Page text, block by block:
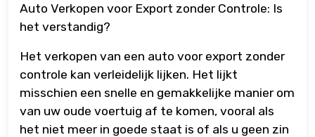
Auto Verkopen voor Export zonder Controle: Is
het verstandig?
Het verkopen van een auto voor export zonder
controle kan verleidelijk lijken. Het lijkt
misschien een snelle en gemakkelijke manier om
van uw oude voertuig af te komen, vooral als
het niet meer in goede staat is of als u geen zin